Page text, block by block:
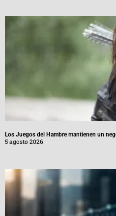
Los Juegos del Hambre mantienen un
5 agosto 2026